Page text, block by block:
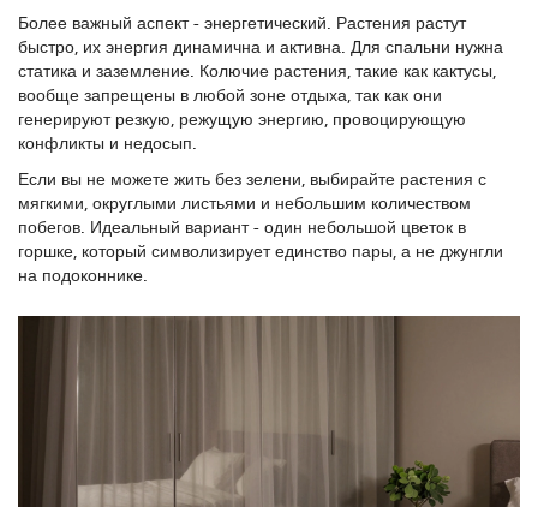
Более важный аспект - энергетический. Растения растут
быстро, их энергия динамична и активна. Для спальни нужна
статика и заземление. Колючие растения, такие как кактусы,
вообще запрещены в любой зоне отдыха, так как они
генерируют резкую, режущую энергию, провоцирующую
конфликты и недосып.
Если вы не можете жить без зелени, выбирайте растения с
мягкими, округлыми листьями и небольшим количеством
побегов. Идеальный вариант - один небольшой цветок в
горшке, который символизирует единство пары, а не джунгли
на подоконнике.